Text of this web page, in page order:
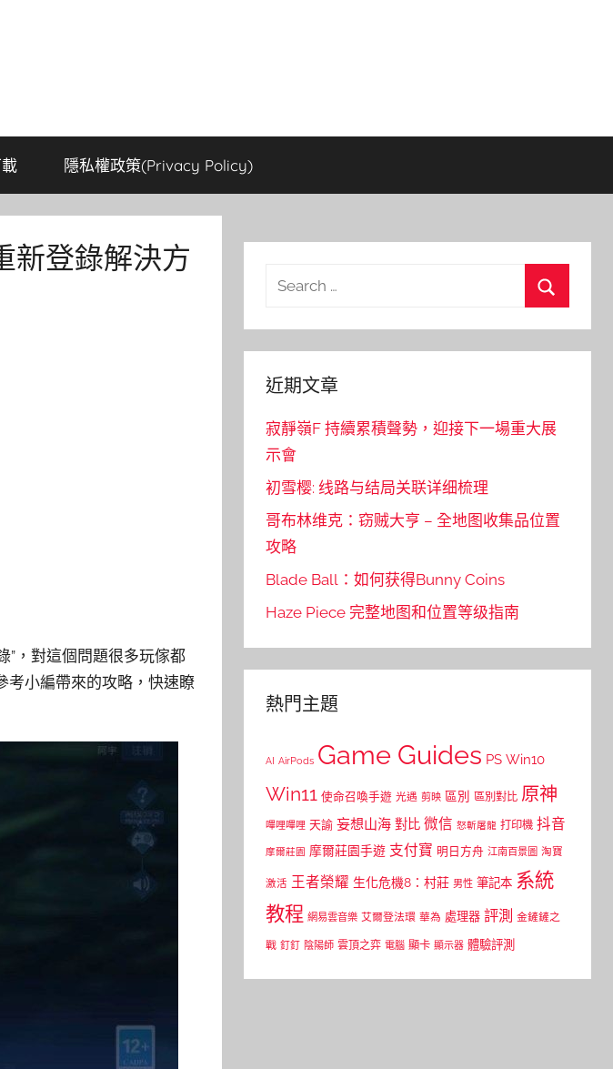
隱私權政策(Privacy Policy)
新登錄解決方
”，對這個問題很多玩傢都
考小編帶來的攻略，快速瞭
Search
近期文章
寂靜嶺F 持續累積聲勢，迎接下一場重大展
示會
初雪樱: 线路与结局关联详细梳理
哥布林维克：窃贼大亨 – 全地图收集品位置
攻略
Blade Ball：如何获得Bunny Coins
Haze Piece 完整地图和位置等级指南
熱門主題
AI AirPods Game Guides PS Win10
Win11 使命召喚手遊 光遇 剪映 區別 區別對比 原神
嗶哩嗶哩 天諭 妄想山海 對比 微信 怒斬屠龍 打印機 抖音
摩爾莊園 摩爾莊園手遊 支付寶 明日方舟 江南百景圖 淘寶
激活 王者榮耀 生化危機8：村莊 男性 筆記本 系統
教程 網易雲音樂 艾爾登法環 華為 處理器 評測 金鏟鏟之
戰 釘釘 陰陽師 雲頂之弈 電腦 顯卡 顯示器 體驗評測